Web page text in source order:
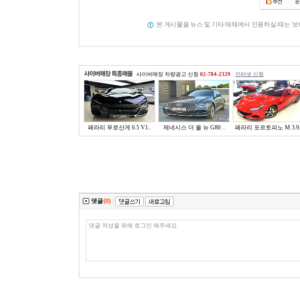
본 게시물을 뉴스 및 기타 매체에서 인용하실 때는 '
사이버매장 차량광고 신청 02-784-2329 인터넷 신청
페라리 푸로산게 6.5 V1.. 제네시스 더 올 뉴 G80 .. 페라리 포르토피노 M
댓글(0)